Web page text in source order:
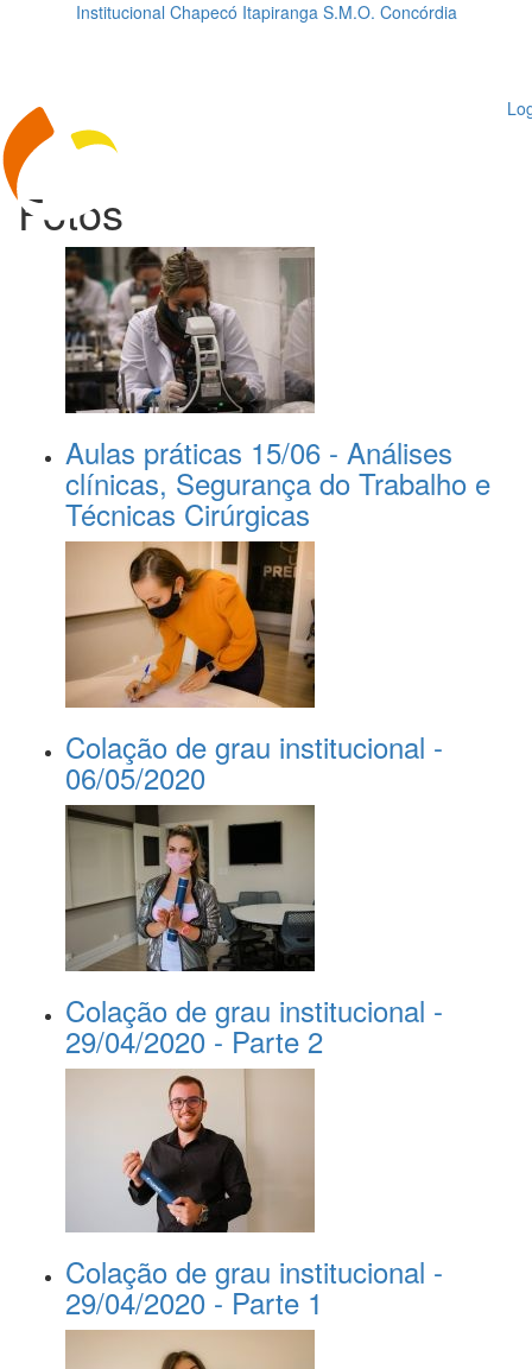
Institucional Chapecó Itapiranga S.M.O. Concórdia
Fotos
Aulas práticas 15/06 - Análises
clínicas, Segurança do Trabalho e
Técnicas Cirúrgicas
Colação de grau institucional -
06/05/2020
Colação de grau institucional -
29/04/2020 - Parte 2
Colação de grau institucional -
29/04/2020 - Parte 1